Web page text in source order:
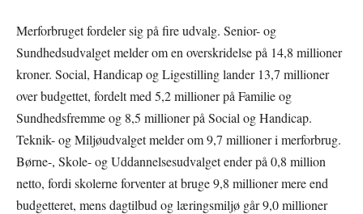
Merforbruget fordeler sig på fire udvalg. Senior- og
Sundhedsudvalget melder om en overskridelse på 14,8 millioner
kroner. Social, Handicap og Ligestilling lander 13,7 millioner
over budgettet, fordelt med 5,2 millioner på Familie og
Sundhedsfremme og 8,5 millioner på Social og Handicap.
Teknik- og Miljøudvalget melder om 9,7 millioner i merforbrug.
Børne-, Skole- og Uddannelsesudvalget ender på 0,8 million
netto, fordi skolerne forventer at bruge 9,8 millioner mere end
budgetteret, mens dagtilbud og læringsmiljø går 9,0 millioner